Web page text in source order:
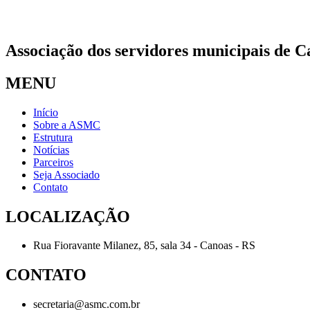
Associação dos servidores municipais de
MENU
Início
Sobre a ASMC
Estrutura
Notícias
Parceiros
Seja Associado
Contato
LOCALIZAÇÃO
Rua Fioravante Milanez, 85, sala 34 - Canoas - RS
CONTATO
secretaria@asmc.com.br